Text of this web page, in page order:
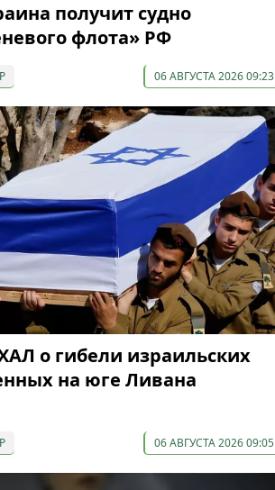
получит судно
флота» РФ
06 АВГУСТА 2026 09:23
о гибели израильских
на юге Ливана
06 АВГУСТА 2026 09:05